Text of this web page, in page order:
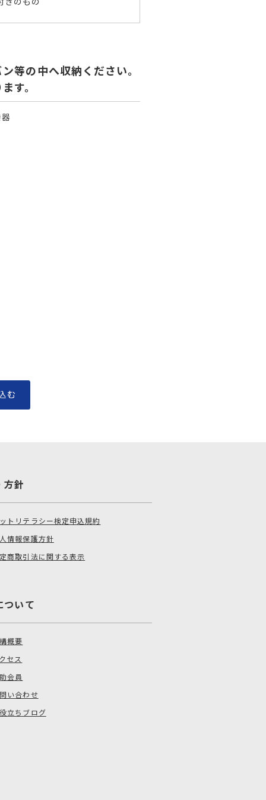
等の中へ収納ください。
す。
方針
トリテラシー検定申込規約
情報保護方針
商取引法に関する表示
ついて
概要
セス
会員
い合わせ
立ちブログ